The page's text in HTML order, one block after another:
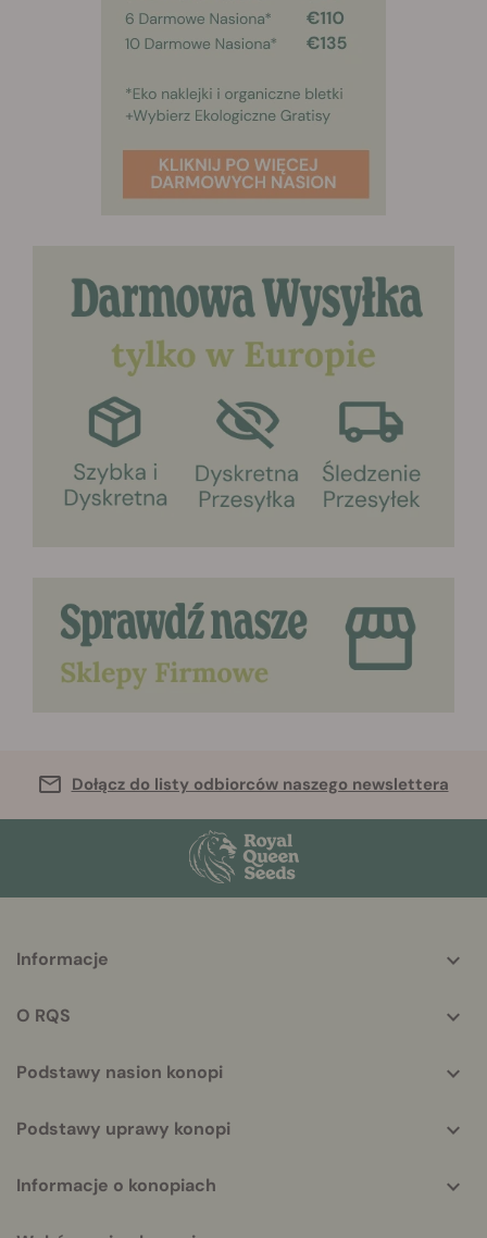
Dołącz do listy odbiorców naszego newslettera
helpful
Informacje
O RQS
Podstawy nasion konopi
Podstawy uprawy konopi
Informacje o konopiach